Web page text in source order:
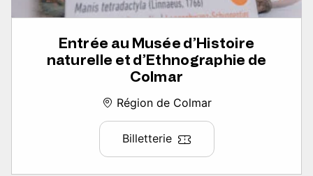
Entrée au Musée d’Histoire
naturelle et d’Ethnographie de
Colmar
Région de Colmar
Billetterie